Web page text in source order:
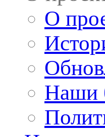
О
Наши